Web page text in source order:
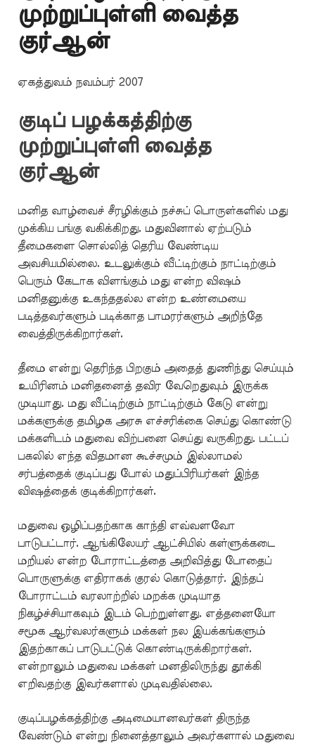
முற்றுப்புள்ளி வைத்த
குர்ஆன்
ஏகத்துவம் நவம்பர் 2007
குடிப் பழக்கத்திற்கு
முற்றுப்புள்ளி வைத்த
குர்ஆன்
மனித வாழ்வைச் சீரழிக்கும் நச்சுப் பொருள்களில் மது
முக்கிய பங்கு வகிக்கிறது. மதுவினால் ஏற்படும்
தீமைகளை சொல்லித் தெரிய வேண்டிய
அவசியமில்லை. உடலுக்கும் வீட்டிற்கும் நாட்டிற்கும்
பெரும் கேடாக விளங்கும் மது என்ற விஷம்
மனிதனுக்கு உகந்ததல்ல என்ற உண்மையை
படித்தவர்களும் படிக்காத பாமரர்களும் அறிந்தே
வைத்திருக்கிறார்கள்.
தீமை என்று தெரிந்த பிறகும் அதைத் துணிந்து செய்யும்
உயிரினம் மனிதனைத் தவிர வேறெதுவும் இருக்க
முடியாது. மது வீட்டிற்கும் நாட்டிற்கும் கேடு என்று
மக்களுக்கு தமிழக அரசு எச்சரிக்கை செய்து கொண்டு
மக்களிடம் மதுவை விற்பனை செய்து வருகிறது. பட்டப்
பகலில் எந்த விதமான கூச்சமும் இல்லாமல்
சர்பத்தைக் குடிப்பது போல் மதுப்பிரியர்கள் இந்த
விஷத்தைக் குடிக்கிறார்கள்.
மதுவை ஒழிப்பதற்காக காந்தி எவ்வளவோ
பாடுபட்டார். ஆங்கிலேயர் ஆட்சியில் கள்ளுக்கடை
மறியல் என்ற போராட்டத்தை அறிவித்து போதைப்
பொருளுக்கு எதிராகக் குரல் கொடுத்தார். இந்தப்
போராட்டம் வரலாற்றில் மறக்க முடியாத
நிகழ்ச்சியாகவும் இடம் பெற்றுள்ளது. எத்தனையோ
சமூக ஆர்வலர்களும் மக்கள் நல இயக்கங்களும்
இதற்காகப் பாடுபட்டுக் கொண்டிருக்கிறார்கள்.
என்றாலும் மதுவை மக்கள் மனதிலிருந்து தூக்கி
எறிவதற்கு இவர்களால் முடிவதில்லை.
குடிப்பழக்கத்திற்கு அடிமையானவர்கள் திருந்த
வேண்டும் என்று நினைத்தாலும் அவர்களால் மதுவை